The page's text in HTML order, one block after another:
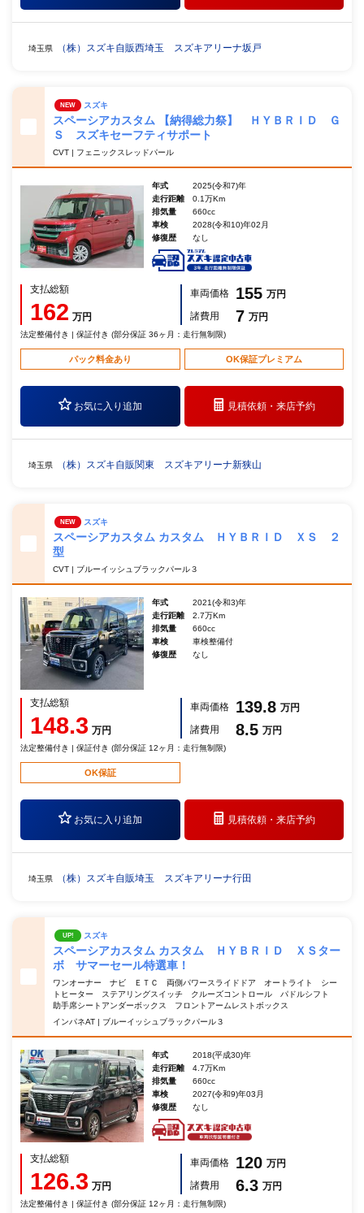
埼玉県 （株）スズキ自販西埼玉 スズキアリーナ坂戸
NEW スズキ
スペーシアカスタム 【納得総力祭】 ＨＹＢＲＩＤ Ｇ
Ｓ スズキセーフティサポート
CVT | フェニックスレッドパール
年式
2025(令和7)年
走行距離
0.1万Km
排気量
660cc
車検
2028(令和10)年02月
修復歴
なし
支払総額
162 万円
車両価格 155 万円
諸費用
7 万円
法定整備付き | 保証付き (部分保証 36ヶ月：走行無制限)
パック料金あり OK保証プレミアム
お気に入り追加 見積依頼・来店予約
埼玉県 （株）スズキ自販関東 スズキアリーナ新狭山
NEW スズキ
スペーシアカスタム カスタム ＨＹＢＲＩＤ ＸＳ ２
型
CVT | ブルーイッシュブラックパール３
年式
2021(令和3)年
走行距離
2.7万Km
排気量
660cc
車検
車検整備付
修復歴
なし
支払総額
148.3 万円
車両価格 139.8 万円
諸費用
8.5 万円
法定整備付き | 保証付き (部分保証 12ヶ月：走行無制限)
OK保証
お気に入り追加 見積依頼・来店予約
埼玉県 （株）スズキ自販埼玉 スズキアリーナ行田
UP! スズキ
スペーシアカスタム カスタム ＨＹＢＲＩＤ ＸＳター
ボ サマーセール特選車！
ワンオーナー ナビ ＥＴＣ 両側パワースライドドア オートライト シー
トヒーター ステアリングスイッチ クルーズコントロール パドルシフト
助手席シートアンダーボックス フロントアームレストボックス
インパネAT | ブルーイッシュブラックパール３
年式
2018(平成30)年
走行距離
4.7万Km
排気量
660cc
車検
2027(令和9)年03月
修復歴
なし
支払総額
126.3 万円
車両価格 120 万円
諸費用
6.3 万円
法定整備付き | 保証付き (部分保証 12ヶ月：走行無制限)